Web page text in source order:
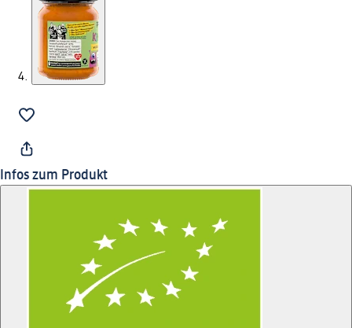
Infos zum Produkt